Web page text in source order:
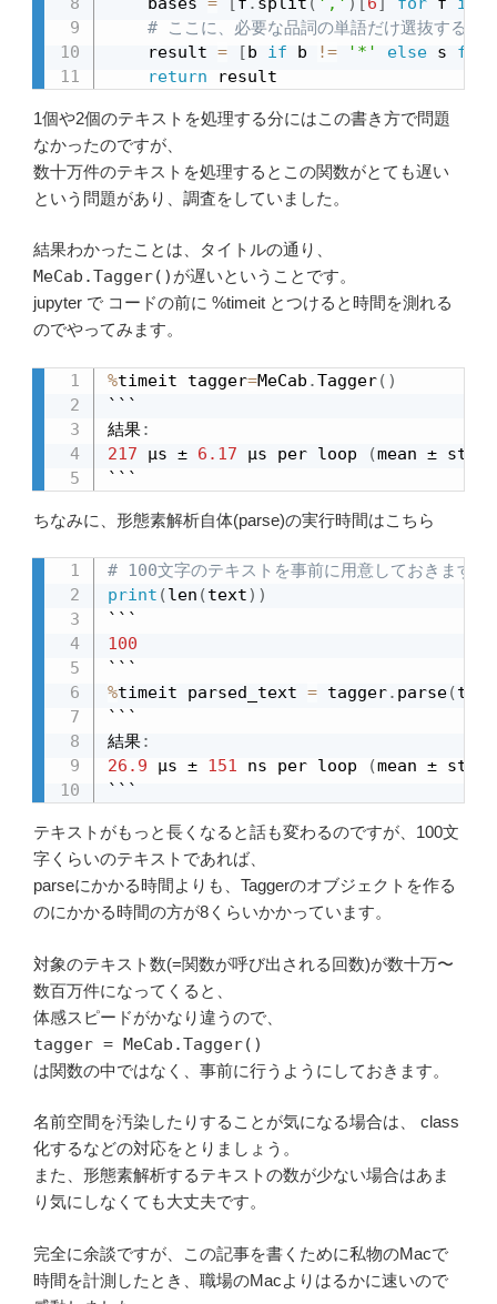
# ここに、必要な品詞の単語だけ選抜する処
    result
= [b if b != '*' else s for
return result
1個や2個のテキストを処理する分にはこの書き方で問題
なかったのですが、
数十万件のテキストを処理するとこの関数がとても遅い
という問題があり、調査をしていました。
結果わかったことは、タイトルの通り、
MeCab.Tagger() が遅いということです。
jupyter で コードの前に %timeit とつけると時間を測れる
のでやってみます。
%timeit tagger=MeCab .Tagger( )
```
結果:
217 µs ± 6.17 µs per loop (mean ± std
```
ちなみに、形態素解析自体(parse)の実行時間はこちら
# 100文字のテキストを事前に用意しておきます
print (len (text) )
100
%timeit parsed_text = tagger. parse(text
```
結果:
26.9 µs ± 151 ns per loop (mean ± std
```
テキストがもっと長くなると話も変わるのですが、100文
字くらいのテキストであれば、
parseにかかる時間よりも、Taggerのオブジェクトを作る
のにかかる時間の方が8くらいかかっています。
対象のテキスト数(=関数が呼び出される回数)が数十万〜
数百万件になってくると、
体感スピードがかなり違うので、
tagger = MeCab.Tagger()
は関数の中ではなく、事前に行うようにしておきます。
名前空間を汚染したりすることが気になる場合は、 class
化するなどの対応をとりましょう。
また、形態素解析するテキストの数が少ない場合はあま
り気にしなくても大丈夫です。
完全に余談ですが、この記事を書くために私物のMacで
時間を計測したとき、職場のMacよりはるかに速いので